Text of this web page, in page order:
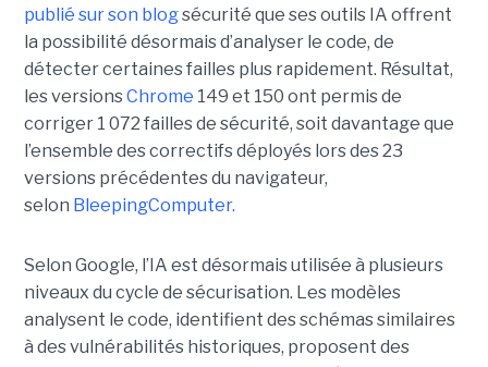
publié sur son blogsécurité que ses outils IA offrent
la possibilité désormais d’analyser le code, de
détecter certaines failles plus rapidement. Résultat,
les versionsChrome 149 et 150 ont permis de
corriger 1 072 failles de sécurité, soit davantage que
l’ensemble des correctifs déployés lors des 23
versions précédentes du navigateur,
selon BleepingComputer.
Selon Google, l’IA est désormais utilisée à plusieurs
niveaux du cycle de sécurisation. Les modèles
analysent le code, identifient des schémas similaires
à des vulnérabilités historiques, proposent des